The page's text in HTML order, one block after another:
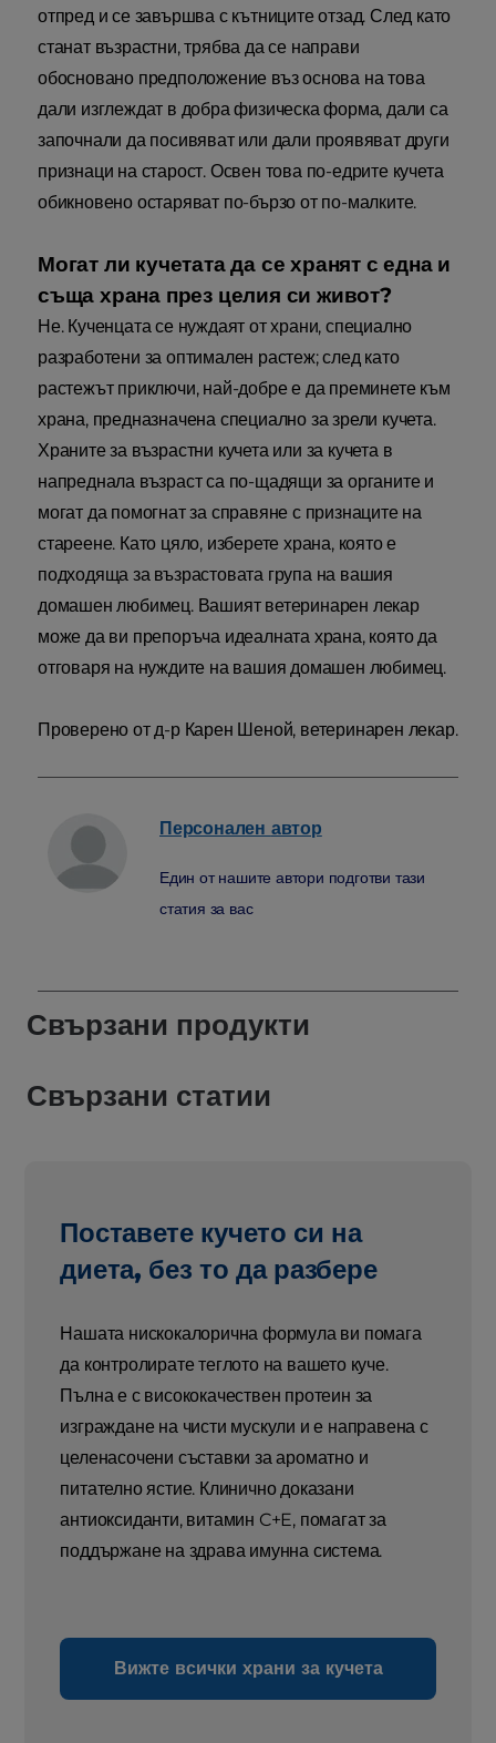
отпред и се завършва с кътниците отзад. След като
станат възрастни, трябва да се направи
обосновано предположение въз основа на това
дали изглеждат в добра физическа форма, дали са
започнали да посивяват или дали проявяват други
признаци на старост. Освен това по-едрите кучета
обикновено остаряват по-бързо от по-малките.
Могат ли кучетата да се хранят с една и
съща храна през целия си живот?
Не. Кученцата се нуждаят от храни, специално
разработени за оптимален растеж; след като
растежът приключи, най-добре е да преминете към
храна, предназначена специално за зрели кучета.
Храните за възрастни кучета или за кучета в
напреднала възраст са по-щадящи за органите и
могат да помогнат за справяне с признаците на
стареене. Като цяло, изберете храна, която е
подходяща за възрастовата група на вашия
домашен любимец. Вашият ветеринарен лекар
може да ви препоръча идеалната храна, която да
отговаря на нуждите на вашия домашен любимец.
Проверено от д-р Карен Шеной, ветеринарен лекар.
Персонален автор
Един от нашите автори подготви тази
статия за вас
Свързани продукти
Свързани статии
Поставете кучето си на
диета, без то да разбере
Нашата нискокалорична формула ви помага
да контролирате теглото на вашето куче.
Пълна е с висококачествен протеин за
изграждане на чисти мускули и е направена с
целенасочени съставки за ароматно и
питателно ястие. Клинично доказани
антиоксиданти, витамин C+E, помагат за
поддържане на здрава имунна система.
Вижте всички храни за кучета